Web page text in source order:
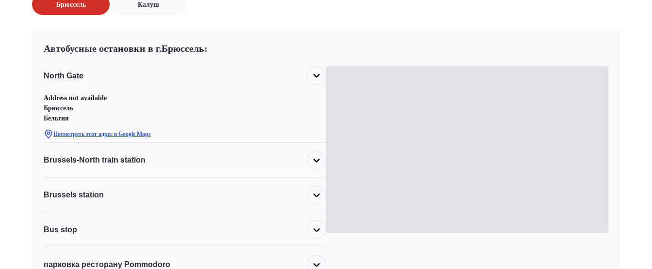
Брюссель Калуш
Автобусные остановки в г.Брюссель:
North Gate
Address not available
Брюссель
Бельгия
Посмотреть этот адрес в Google Maps
Brussels-North train station
Brussels station
Bus stop
парковка ресторану Pommodoro